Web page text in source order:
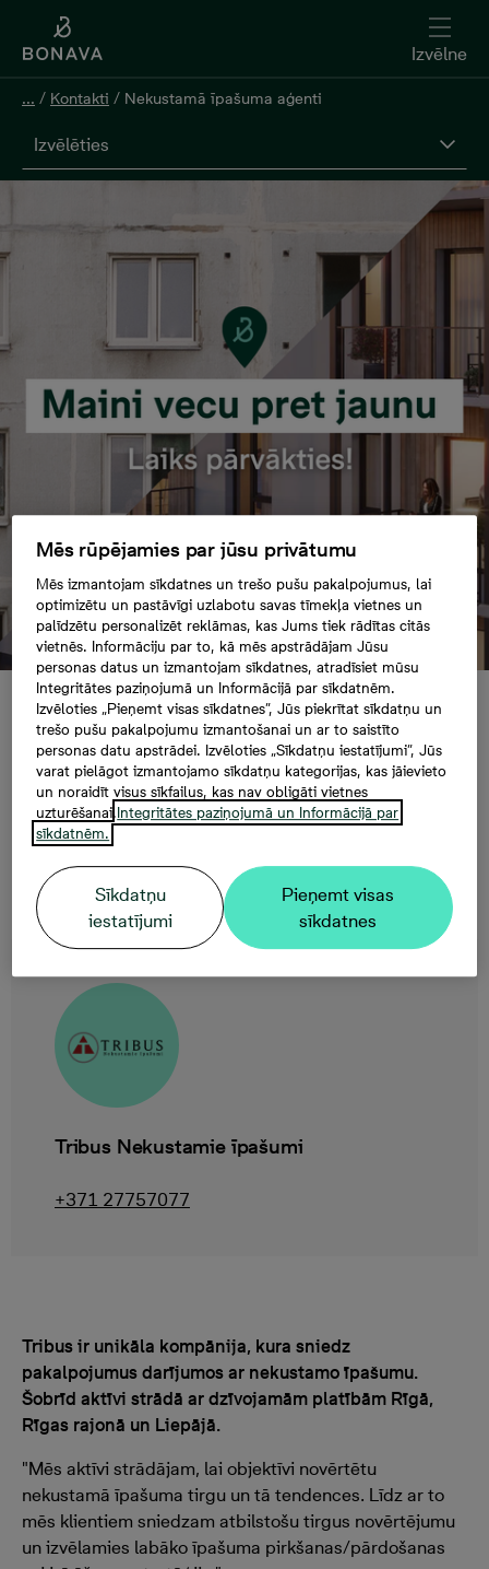
Izvēlne
... / Kontakti / Nekustamā īpašuma aģenti
Izvēlēties
Nekustamā īpašuma
aģenti
Izvēlies kādu no mūsu piedāvātajiem nekustamā
īpašuma aģentiem
Tribus Nekustamie īpašumi
+371 27757077
Tribus ir unikāla kompānija, kura sniedz
pakalpojumus darījumos ar nekustamo īpašumu.
Šobrīd aktīvi strādā ar dzīvojamām platībām Rīgā,
Rīgas rajonā un Liepājā.
"Mēs aktīvi strādājam, lai objektīvi novērtētu
nekustamā īpašuma tirgu un tā tendences. Līdz ar to
mēs klientiem sniedzam atbilstošu tirgus novērtējumu
un izvēlamies labāko īpašuma pirkšanas/pārdošanas
Mēs rūpējamies par jūsu privātumu
Mēs izmantojam sīkdatnes un trešo pušu pakalpojumus, lai
optimizētu un pastāvīgi uzlabotu savas tīmekļa vietnes un
palīdzētu personalizēt reklāmas, kas Jums tiek rādītas citās
vietnēs. Informāciju par to, kā mēs apstrādājam Jūsu
personas datus un izmantojam sīkdatnes, atradīsiet mūsu
Integritātes paziņojumā un Informācijā par sīkdatnēm.
Izvēloties „Pieņemt visas sīkdatnes”, Jūs piekrītat sīkdatņu un
trešo pušu pakalpojumu izmantošanai un ar to saistīto
personas datu apstrādei. Izvēloties „Sīkdatņu iestatījumi”, Jūs
varat pielāgot izmantojamo sīkdatņu kategorijas, kas jāievieto
un noraidīt visus sīkfailus, kas nav obligāti vietnes
uzturēšanai.Integritātes paziņojumā un Informācijā par
sīkdatnēm.
Sīkdatņu
iestatījumi
Pieņemt visas
sīkdatnes